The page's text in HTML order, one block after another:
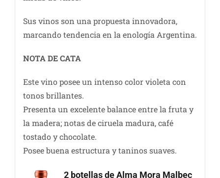
Sus vinos son una propuesta innovadora,
marcando tendencia en la enología Argentina.
NOTA DE CATA
Este vino posee un intenso color violeta con
tonos brillantes.
Presenta un excelente balance entre la fruta y
la madera; notas de ciruela madura, café
tostado y chocolate.
Posee buena estructura y taninos suaves.
2 botellas de Alma Mora Malbec